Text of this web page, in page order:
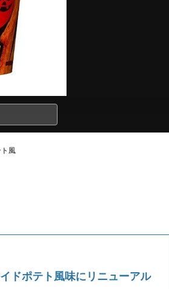
風
ドポテト風味にリニューアル